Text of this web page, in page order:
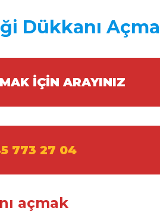
Dükkanı
İÇİN ARAYINIZ
773 27 04
açmak